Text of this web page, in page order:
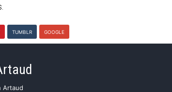
TUMBLR GOOGLE
Artaud